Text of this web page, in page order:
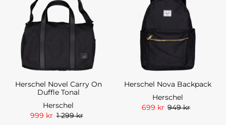
Herschel Novel Carry On
Duffle Tonal
Herschel
999 kr 1 299 kr
Herschel Nova Backpack
Herschel
699 kr 949 kr